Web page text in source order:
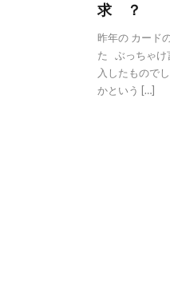
求 ？
昨年の カード
た ぶっちゃけ
入したもので
かという […]